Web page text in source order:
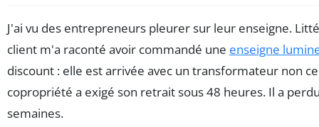
J'ai vu des entrepreneurs pleurer sur leur enseigne.
client m'a raconté avoir commandé une enseigne
discount : elle est arrivée avec un transformateur non
copropriété a exigé son retrait sous 48 heures. Il a
semaines.